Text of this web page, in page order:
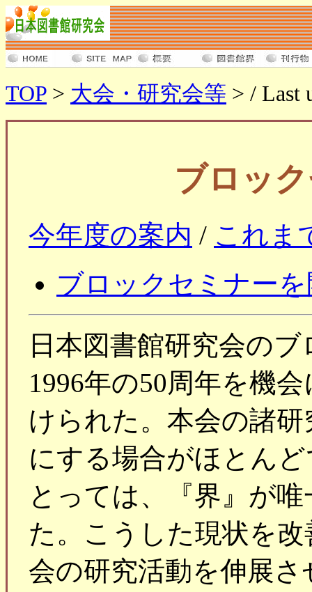
TOP > 大会・研究会等 > / Last
ブロッ
今年度の案内 / これま
ブロックセミナー
日本図書館研究会の
1996年の50周年を機
けられた。本会の諸
にする場合がほとん
とっては、『界』が
た。こうした現状を
会の研究活動を伸展